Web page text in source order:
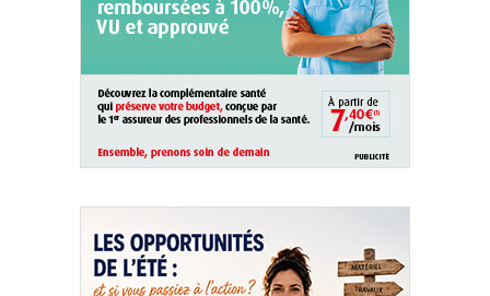
QUI SOMMES-NOUS ?
CONDITIONS GÉNÉRALES